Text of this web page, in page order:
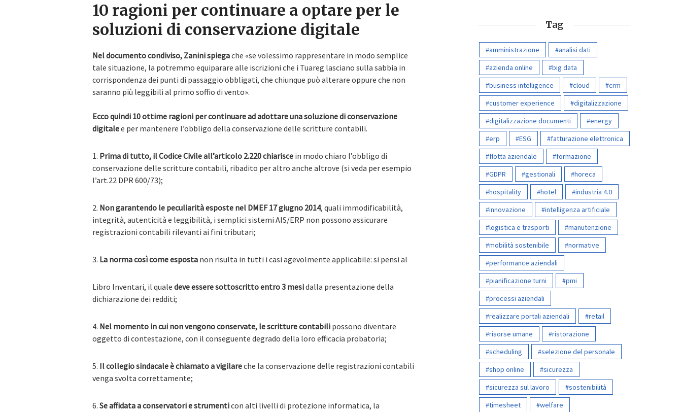
10 ragioni per continuare a optare per le
soluzioni di conservazione digitale
Nel documento condiviso, Zanini spiegache «se volessimo rappresentare in modo semplice
tale situazione, la potremmo equiparare alle iscrizioni che i Tuareg lasciano sulla sabbia in
corrispondenza dei punti di passaggio obbligati, che chiunque può alterare oppure che non
saranno più leggibili al primo soffio di vento».
Ecco quindi 10 ottime ragioni per continuare ad adottare una soluzione di conservazione
digitalee per mantenere l’obbligo della conservazione delle scritture contabili.
1. Prima di tutto, il Codice Civile all’articolo 2.220 chiarisce in modo chiaro l’obbligo di
conservazione delle scritture contabili, ribadito per altro anche altrove (si veda per esempio
l’art.22 DPR 600/73);
2. Non garantendo le peculiarità esposte nel DMEF 17 giugno 2014, quali immodificabilità,
integrità, autenticità e leggibilità, i semplici sistemi AIS/ERP non possono assicurare
registrazioni contabili rilevanti ai fini tributari;
3. La norma così come esposta non risulta in tutti i casi agevolmente applicabile: si pensi al
Libro Inventari, il quale deve essere sottoscritto entro 3 mesidalla presentazione della
dichiarazione dei redditi;
4. Nel momento in cui non vengono conservate, le scritture contabili possono diventare
oggetto di contestazione, con il conseguente degrado della loro efficacia probatoria;
5. Il collegio sindacale è chiamato a vigilareche la conservazione delle registrazioni contabili
venga svolta correttamente;
6. Se affidata a conservatori e strumenticon alti livelli di protezione informatica, la
Tag
amministrazione
analisi dati
azienda online
big data
business intelligence
cloud
crm
customer experience
digitalizzazione
digitalizzazione documenti
energy
erp
ESG
fatturazione elettronica
flotta aziendale
formazione
GDPR
gestionali
horeca
hospitality
hotel
industria 4.0
innovazione
intelligenza artificiale
logistica e trasporti
manutenzione
mobilità sostenibile
normative
performance aziendali
pianificazione turni
pmi
processi aziendali
realizzare portali aziendali
retail
risorse umane
ristorazione
scheduling
selezione del personale
shop online
sicurezza
sicurezza sul lavoro
sostenibilità
timesheet
welfare